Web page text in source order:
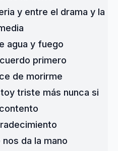
y entre el drama y la
agua y fuego
primero
de morirme
triste más nunca si
da la mano